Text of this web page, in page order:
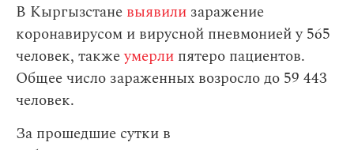
В Кыргызстане выявили заражение
коронавирусом и вирусной пневмонией у 565
человек, такжеумерли пятеро пациентов.
Общее число зараженных возросло до 59 443
человек.
За прошедшие сутки в